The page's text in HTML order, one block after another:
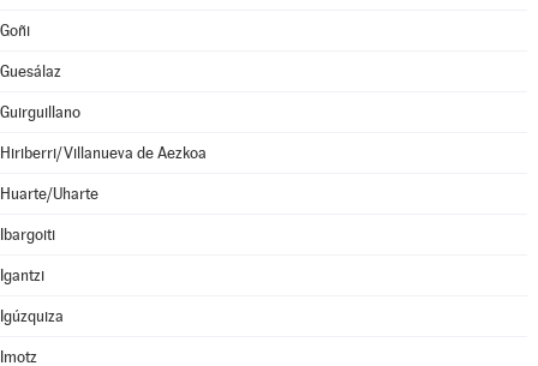
Goñi
Guesálaz
Guirguillano
Hiriberri/Villanueva de Aezkoa
Huarte/Uharte
Ibargoiti
Igantzi
Igúzquiza
Imotz